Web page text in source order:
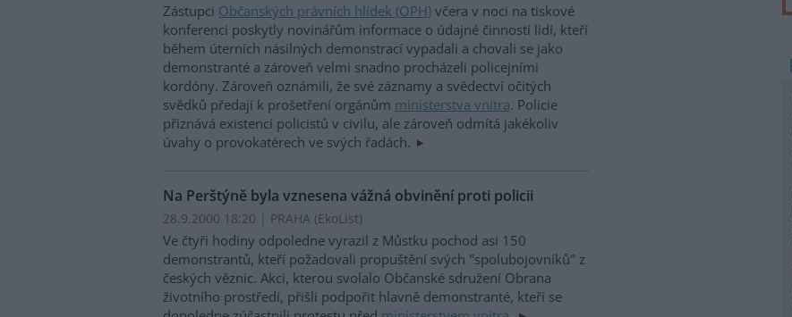
Zástupci Občanských právních hlídek (OPH) včera v noci na tiskové
konferenci poskytly novinářům informace o údajné činnosti lidí, kteří
během úterních násilných demonstrací vypadali a chovali se jako
demonstranté a zároveň velmi snadno procházeli policejními
kordóny. Zároveň oznámili, že své záznamy a svědectví očitých
svědků předají k prošetření orgánům ministerstva vnitra. Policie
přiznává existenci policistů v civilu, ale zároveň odmítá jakékoliv
úvahy o provokatérech ve svých řadách.
Na Perštýně byla vznesena vážná obvinění proti policii
28.9.2000 18:20 | PRAHA (EkoList)
Ve čtyři hodiny odpoledne vyrazil z Můstku pochod asi 150
demonstrantů, kteří požadovali propuštění svých "spolubojovníků" z
českých věznic. Akci, kterou svolalo Občanské sdružení Obrana
životního prostředí, přišli podpořit hlavně demonstranté, kteří se